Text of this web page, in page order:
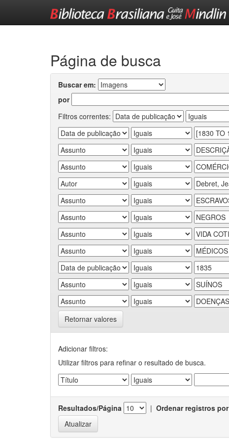
Página de busca
Buscar em:
por
Filtros correntes:
Retornar valores
Adicionar filtros:
Utilizar filtros para refinar o resultado de busca.
Resultados/Página | Ordenar registros por